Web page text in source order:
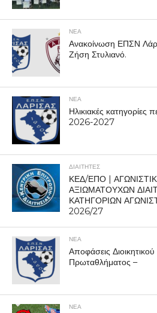
ΝΕΑ
Ανακοίνωση ΕΠΣΝ
Ζήση Στυλιανό.
ΝΕΑ
Ηλικιακές κατηγορίες
2026-2027
ΔΙΑΙΤΗΤΕΣ
ΚΕΔ/ΕΠΟ |
ΑΞΙΩΜΑΤΟΥΧΩΝ
ΚΑΤΗΓΟΡΙΩΝ
2026/27
ΝΕΑ
Αποφάσεις
Πρωταθλήματος –
ΝΕΑ